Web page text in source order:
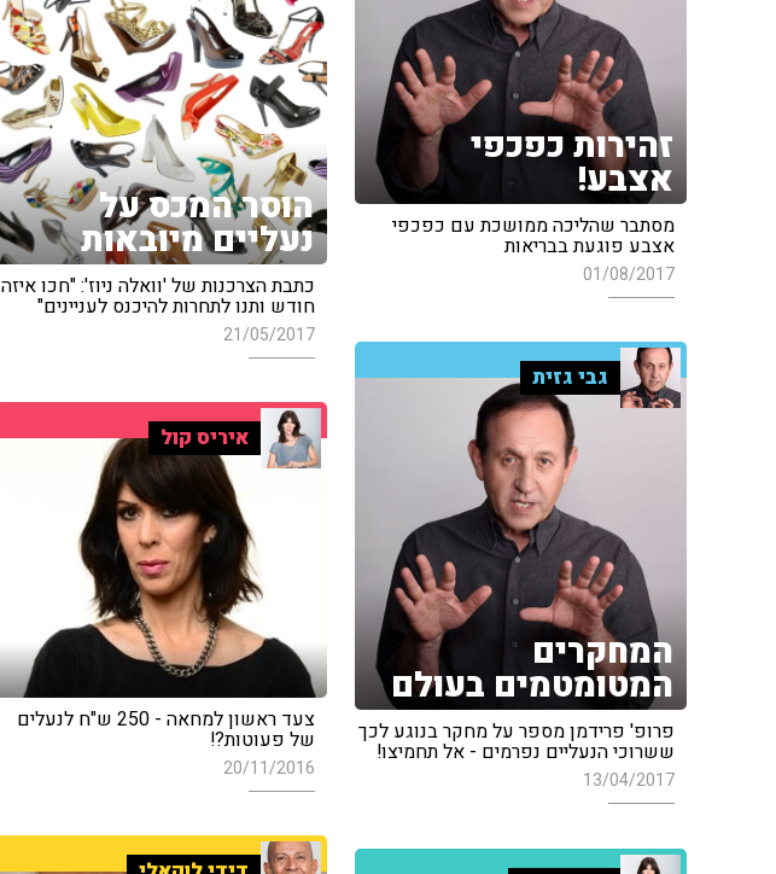
זהירות כפכפי
אצבע!
מסתבר שהליכה ממושכת עם כפכפי
אצבע פוגעת בבריאות
01/08/2017
הוסר המכס על
נעליים מיובאות
כתבת הצרכנות של 'וואלה ניוז': "חכו איזה
חודש ותנו לתחרות להיכנס לעניינים"
21/05/2017
גבי גזית
המחקרים
המטומטמים בעולם
פרופ' פרידמן מספר על מחקר בנוגע לכך
ששרוכי הנעליים נפרמים - אל תחמיצו!
13/04/2017
איריס קול
צעד ראשון למחאה - 250 ש"ח לנעלים
של פעוטות?!
20/11/2016